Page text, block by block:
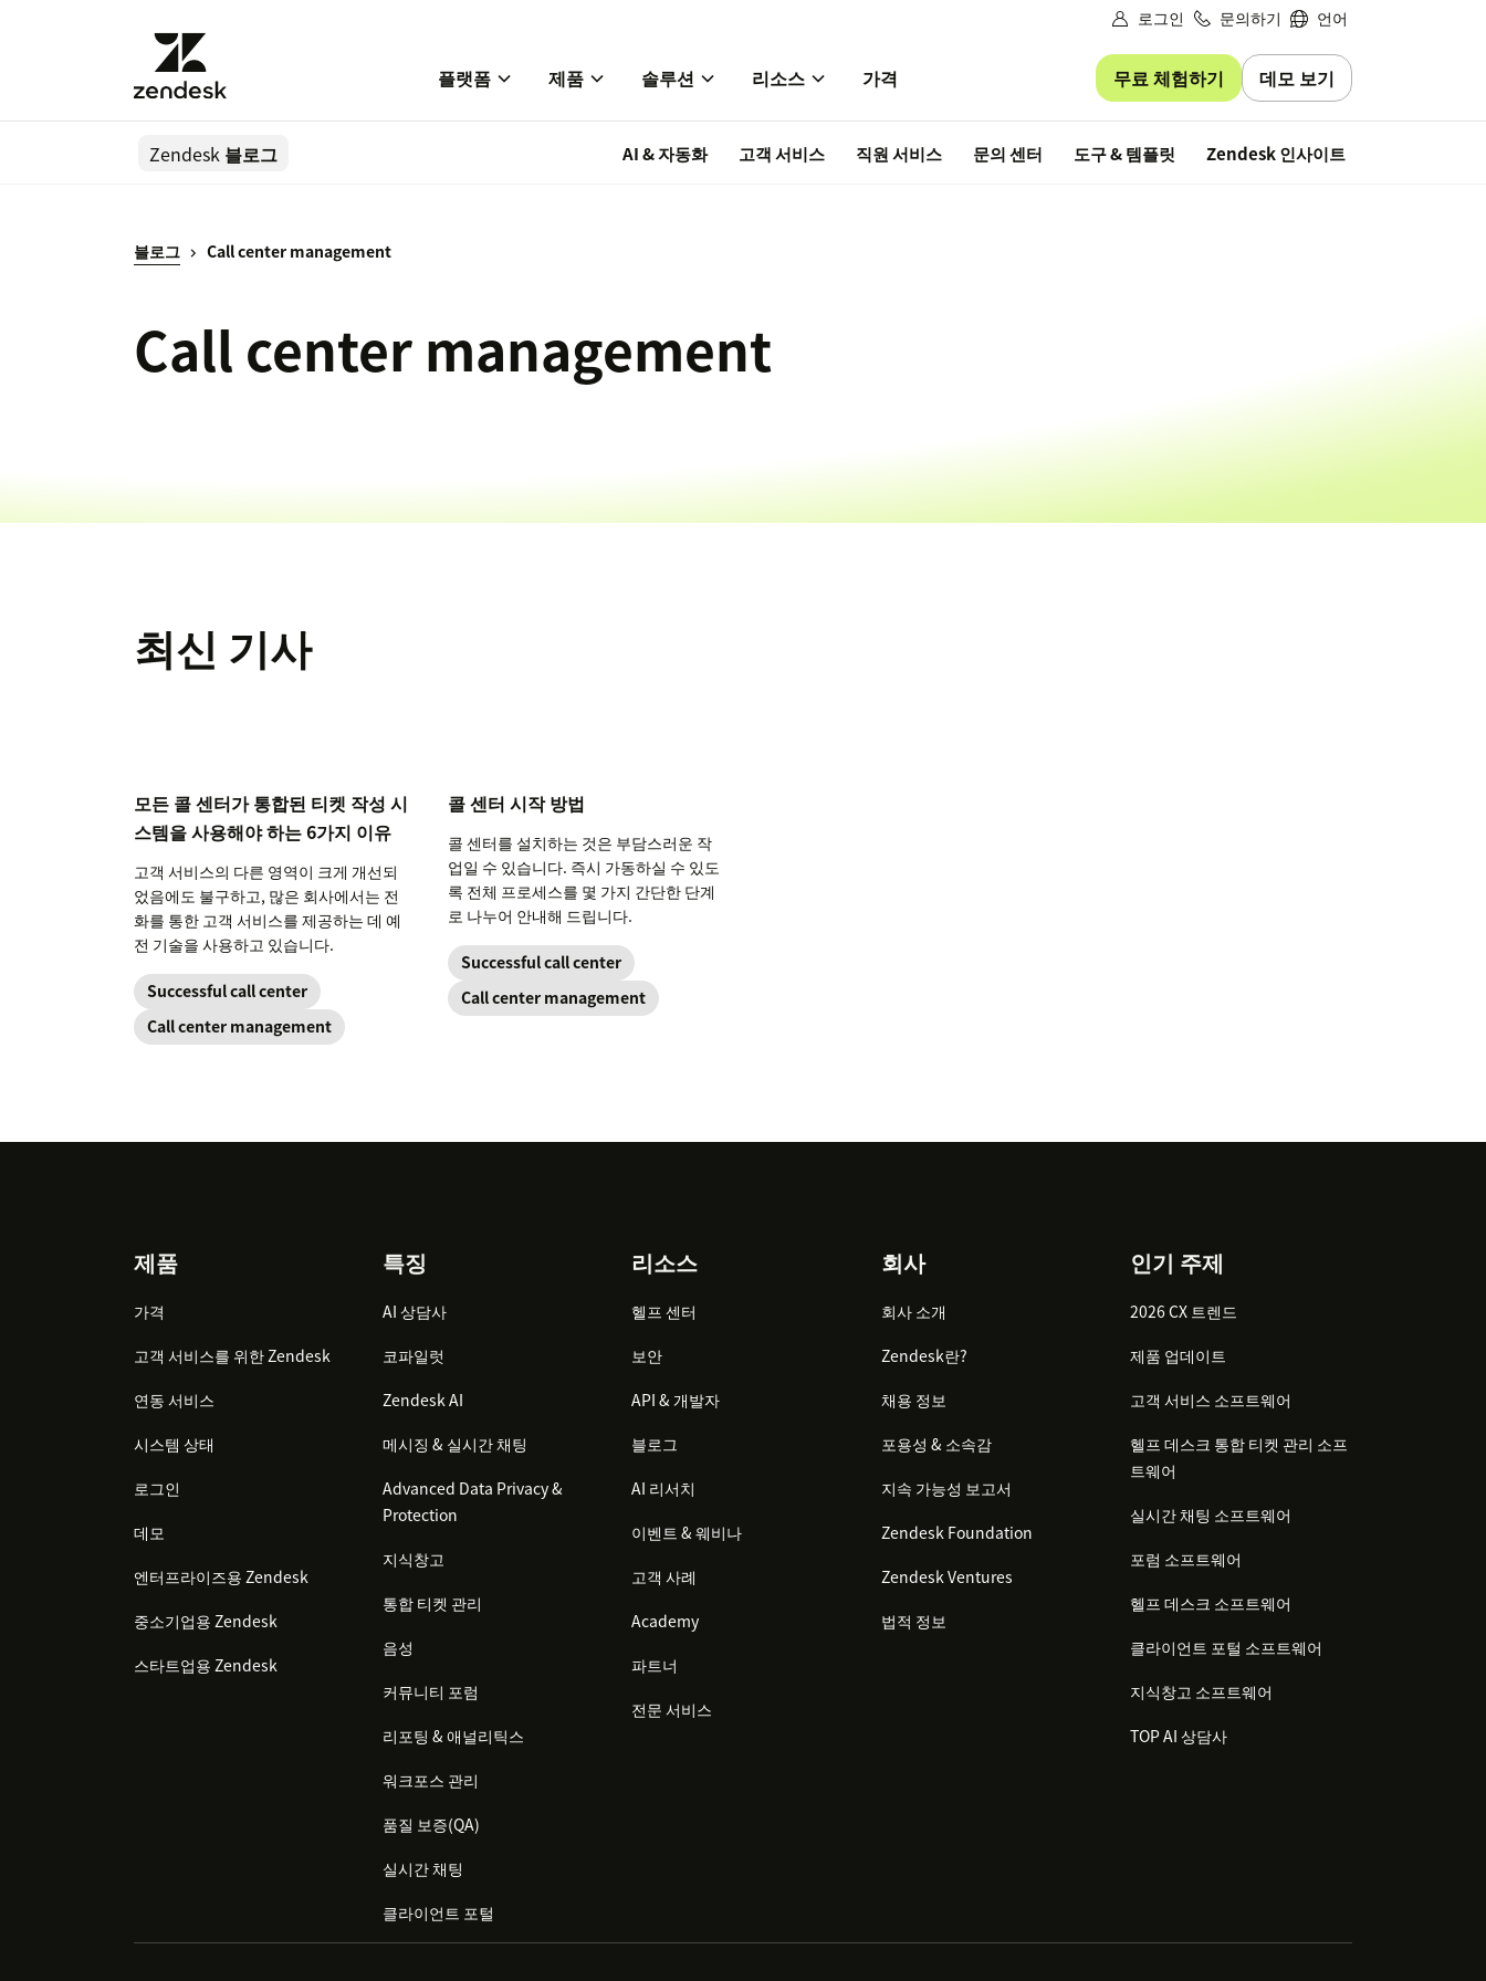
로그인 문의하기 언어
플랫폼 제품 솔루션 리소스 가격 무료 체험하기 데모 보기
Zendesk 블로그 AI & 자동화 고객 서비스 직원 서비스 문의 센터 도구 & 템플릿 Zendesk 인사이트
블로그 Call center management
Call center management
최신 기사
모든 콜 센터가 통합된 티켓 작성 시
스템을 사용해야 하는 6가지 이유
고객 서비스의 다른 영역이 크게 개선되
었음에도 불구하고, 많은 회사에서는 전
화를 통한 고객 서비스를 제공하는 데 예
전 기술을 사용하고 있습니다.
Successful call center
Call center management
콜 센터 시작 방법
콜 센터를 설치하는 것은 부담스러운 작
업일 수 있습니다. 즉시 가동하실 수 있도
록 전체 프로세스를 몇 가지 간단한 단계
로 나누어 안내해 드립니다.
Successful call center
Call center management
제품
가격
고객 서비스를 위한 Zendesk
연동 서비스
시스템 상태
로그인
데모
엔터프라이즈용 Zendesk
중소기업용 Zendesk
스타트업용 Zendesk
특징
AI 상담사
코파일럿
Zendesk AI
메시징 & 실시간 채팅
Advanced Data Privacy &
Protection
지식창고
통합 티켓 관리
음성
커뮤니티 포럼
리포팅 & 애널리틱스
워크포스 관리
품질 보증(QA)
실시간 채팅
클라이언트 포털
리소스
헬프 센터
보안
API & 개발자
블로그
AI 리서치
이벤트 & 웨비나
고객 사례
Academy
파트너
전문 서비스
회사
회사 소개
Zendesk란?
채용 정보
포용성 & 소속감
지속 가능성 보고서
Zendesk Foundation
Zendesk Ventures
법적 정보
인기 주제
2026 CX 트렌드
제품 업데이트
고객 서비스 소프트웨어
헬프 데스크 통합 티켓 관리 소프
트웨어
실시간 채팅 소프트웨어
포럼 소프트웨어
헬프 데스크 소프트웨어
클라이언트 포털 소프트웨어
지식창고 소프트웨어
TOP AI 상담사